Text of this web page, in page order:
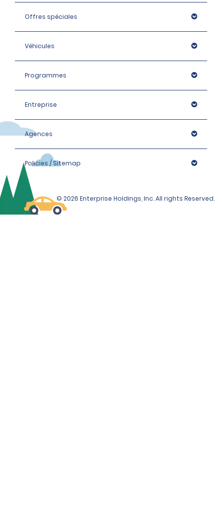
Offres spéciales
Véhicules
Programmes
Entreprise
Agences
Policies / Sitemap
© 2026 Enterprise Holdings, Inc. All rights Reserved.